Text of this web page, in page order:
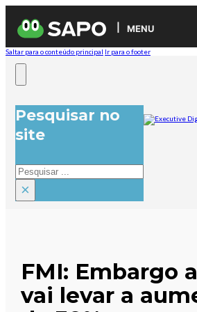
MENU
Saltar para o conteúdo principal Ir para o footer
Pesquisar no
site
Pesquisar
×
FMI: Embargo
vai levar a